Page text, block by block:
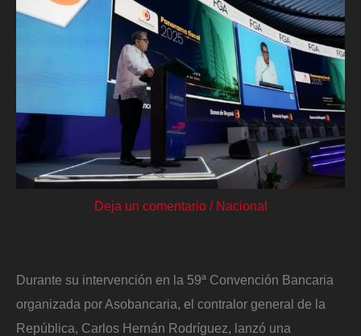
Deja un comentario / Nacional
Durante su intervención en la 59ª Convención Bancaria
organizada por Asobancaria, el contralor general de la
República, Carlos Hernán Rodríguez, lanzó una